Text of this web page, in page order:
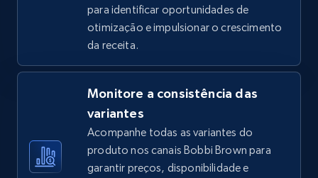
TikTok Shop - category
URL, Title, Available, Description, Currency, Initial
price, Final price, Discount percent, and more.
668+ Comece agora
para identificar oportunidades de
otimização e impulsionar o crescimento
da receita.
Monitore a consistência das
variantes
Acompanhe todas as variantes do
produto nos canais Bobbi Brown para
garantir preços, disponibilidade e